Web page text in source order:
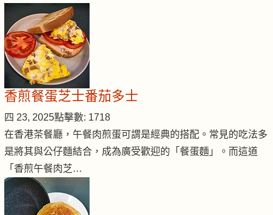
香煎餐蛋芝士番茄多士
四 23, 2025點擊數: 1718
在香港茶餐廳，午餐肉煎蛋可謂是經典的搭配。常見的吃法多
是將其與公仔麵結合，成為廣受歡迎的「餐蛋麵」。而這道
「香煎午餐肉芝…